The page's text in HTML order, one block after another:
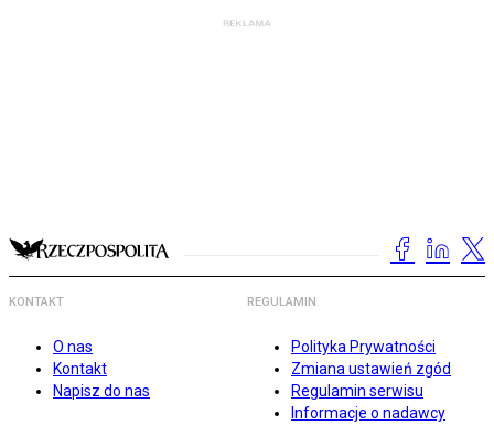
KONTAKT
O nas
Kontakt
Napisz do nas
REGULAMIN
Polityka Prywatności
Zmiana ustawień zgód
Regulamin serwisu
Informacje o nadawcy